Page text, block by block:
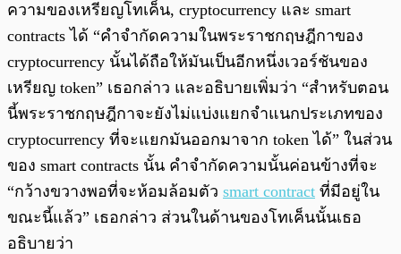
ความของเหรียญโทเค็น, cryptocurrency และ smart
contracts ได้ “คำจำกัดความในพระราชกฤษฎีกาของ
cryptocurrency นั้นได้ถือให้มันเป็นอีกหนึ่งเวอร์ชันของ
เหรียญ token” เธอกล่าว และอธิบายเพิ่มว่า “สำหรับตอน
นี้พระราชกฤษฎีกาจะยังไม่แบ่งแยกจำแนกประเภทของ
cryptocurrency ที่จะแยกมันออกมาจาก token ได้” ในส่วน
ของ smart contracts นั้น คำจำกัดความนั้นค่อนข้างที่จะ
“กว้างขวางพอที่จะห้อมล้อมตัว smart contract ที่มีอยู่ใน
ขณะนี้แล้ว” เธอกล่าว ส่วนในด้านของโทเค็นนั้นเธอ
อธิบายว่า